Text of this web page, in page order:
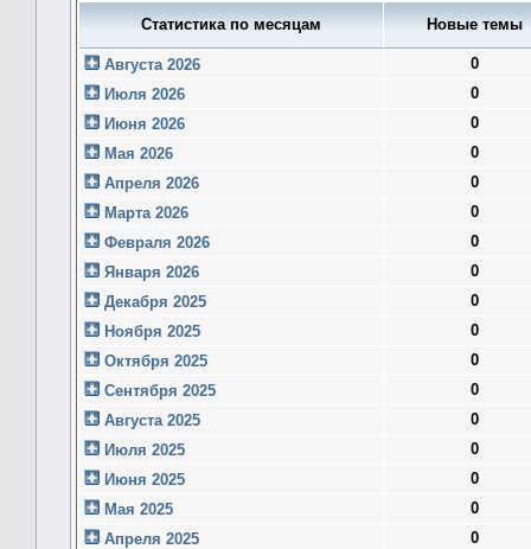
Статистика по месяцам Новые темы
Августа 2026
0
Июля 2026
0
Июня 2026
0
Мая 2026
0
Апреля 2026
0
Марта 2026
0
Февраля 2026
0
Января 2026
0
Декабря 2025
0
Ноября 2025
0
Октября 2025
0
Сентября 2025
0
Августа 2025
0
Июля 2025
0
Июня 2025
0
Мая 2025
0
Апреля 2025
0